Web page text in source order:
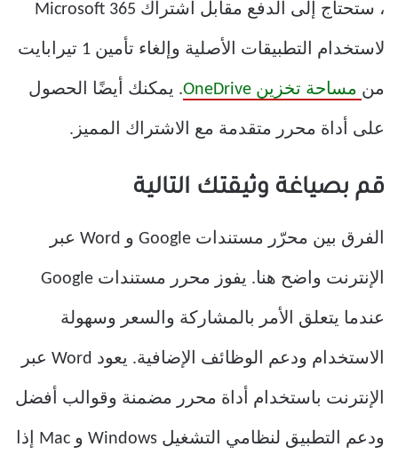
، ستحتاج إلى الدفع مقابل اشتراك Microsoft 365
لاستخدام التطبيقات الأصلية وإلغاء تأمين 1 تيرابايت
من مساحة تخزين OneDrive . يمكنك أيضًا الحصول
على أداة محرر متقدمة مع الاشتراك المميز.
قم بصياغة وثيقتك التالية
الفرق بين محرّر مستندات Google و Word عبر
الإنترنت واضح هنا. يفوز محرر مستندات Google
عندما يتعلق الأمر بالمشاركة والسعر وسهولة
الاستخدام ودعم الوظائف الإضافية. يعود Word عبر
الإنترنت باستخدام أداة محرر مضمنة وقوالب أفضل
ودعم التطبيق لنظامي التشغيل Windows و Mac إذا